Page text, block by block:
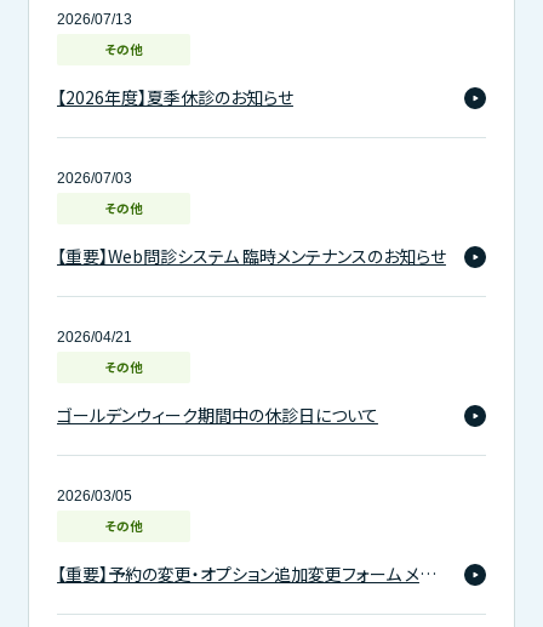
2026/07/13
その他
【2026年度】夏季休診のお知らせ
2026/07/03
その他
【重要】Web問診システム 臨時メンテナンスのお知らせ
2026/04/21
その他
ゴールデンウィーク期間中の休診日について
2026/03/05
その他
【重要】予約の変更・オプション追加変更フォーム メンテナンスのお知らせ